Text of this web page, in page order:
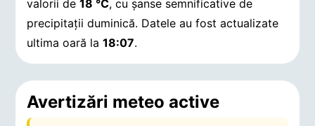
valorii de18 °C, cu șanse semnificative de
precipitații duminică. Datele au fost actualizate
ultima oară la18:07.
Avertizări meteo active